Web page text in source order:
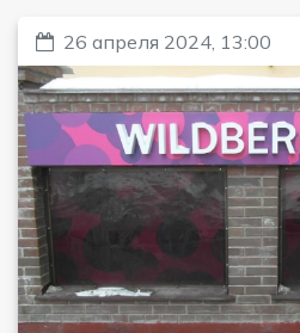
26 апреля 2024, 13:00